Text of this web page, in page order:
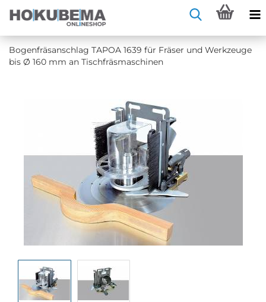
Bo­gen­fräs­an­schlag TAPOA 1639 für Frä­ser und Werk­zeu­ge
bis Ø 160 mm an Tisch­fräs­ma­schi­nen